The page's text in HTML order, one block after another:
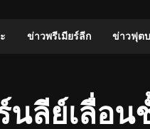
ข่าวพรีเมียร์ลีก ข่าวฟุต
นลีย์เลื่อ